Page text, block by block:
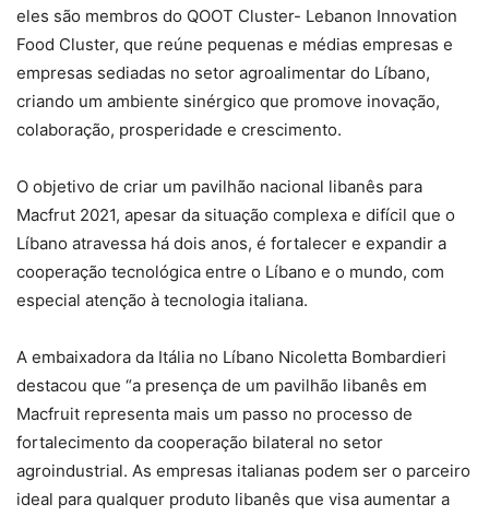
eles são membros do QOOT Cluster- Lebanon Innovation
Food Cluster, que reúne pequenas e médias empresas e
empresas sediadas no setor agroalimentar do Líbano,
criando um ambiente sinérgico que promove inovação,
colaboração, prosperidade e crescimento.
O objetivo de criar um pavilhão nacional libanês para
Macfrut 2021, apesar da situação complexa e difícil que o
Líbano atravessa há dois anos, é fortalecer e expandir a
cooperação tecnológica entre o Líbano e o mundo, com
especial atenção à tecnologia italiana.
A embaixadora da Itália no Líbano Nicoletta Bombardieri
destacou que “a presença de um pavilhão libanês em
Macfruit representa mais um passo no processo de
fortalecimento da cooperação bilateral no setor
agroindustrial. As empresas italianas podem ser o parceiro
ideal para qualquer produto libanês que visa aumentar a